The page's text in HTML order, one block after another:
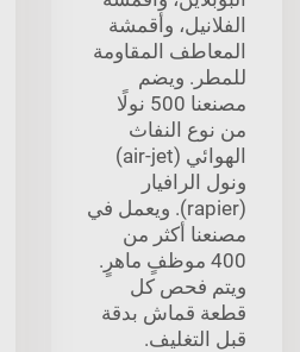
الفلانيل، وأقمشة
المعاطف المقاومة
للمطر. ويضم
مصنعنا 500 نولًا
من نوع النفاث
الهوائي (air-jet)
ونول الرافيار
(rapier). ويعمل في
مصنعنا أكثر من
400 موظفٍ ماهرٍ.
ويتم فحص كل
قطعة قماش بدقة
قبل التغليف.